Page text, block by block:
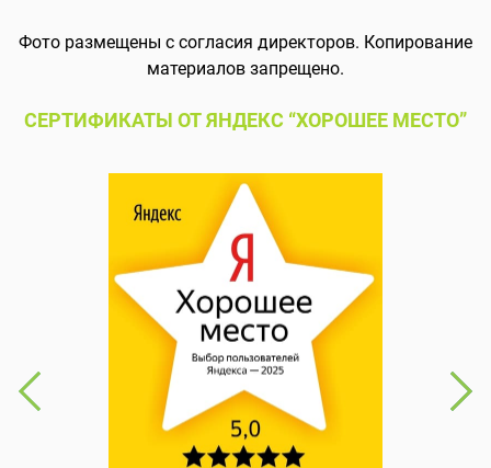
Фото размещены с согласия директоров. Копирование
материалов запрещено.
СЕРТИФИКАТЫ ОТ ЯНДЕКС “ХОРОШЕЕ МЕСТО”